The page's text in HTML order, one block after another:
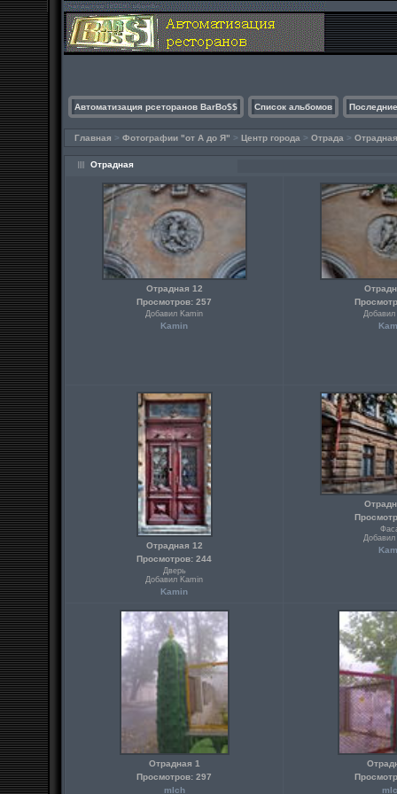
Автоматизация рсеторанов BarBo$$ Список альбомов
Главная > Фотографии "от А до Я" > Центр города > Отрада > Отрадная
Отрадная
Отрадная 12
Просмотров: 257
Добавил Kamin
Kamin
Добавил
Отрадная 12
Просмотров: 244
Дверь
Добавил Kamin
Kamin
Добавил
Отрадная 1
Просмотров: 297
mlch